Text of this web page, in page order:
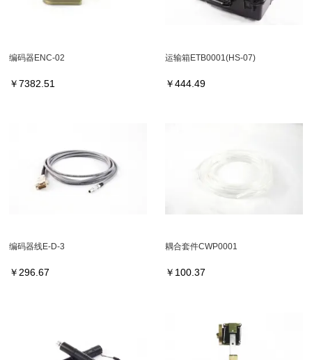
编码器ENC-02
￥7382.51
运输箱ETB0001(HS-07)
￥444.49
编码器线E-D-3
￥296.67
耦合套件CWP0001
￥ 100.37